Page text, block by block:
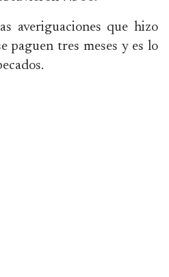
averiguaciones que hizo
paguen tres meses y es lo